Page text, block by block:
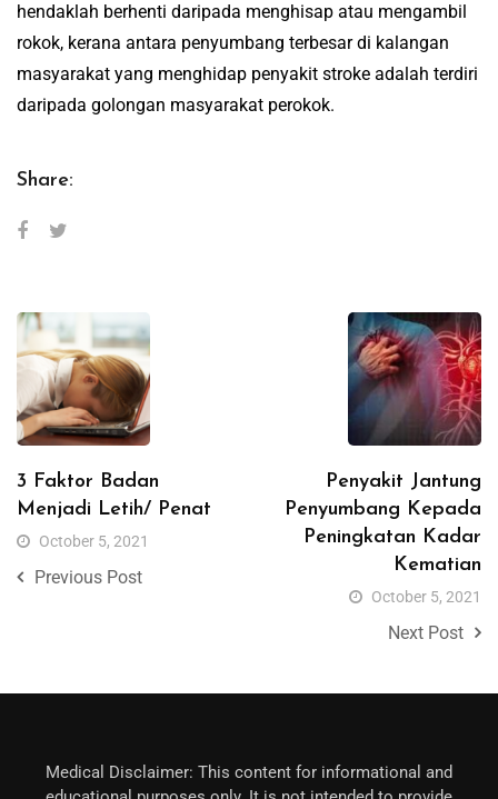
hendaklah berhenti daripada menghisap atau mengambil
rokok, kerana antara penyumbang terbesar di kalangan
masyarakat yang menghidap penyakit stroke adalah terdiri
daripada golongan masyarakat perokok.
Share:
3 Faktor Badan
Menjadi Letih/ Penat
October 5, 2021
Previous Post
Penyakit Jantung
Penyumbang Kepada
Peningkatan Kadar
Kematian
October 5, 2021
Next Post
Medical Disclaimer: This content for informational and